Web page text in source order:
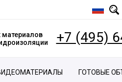
материалов
+7 (495)
ГОТОВЫЕ